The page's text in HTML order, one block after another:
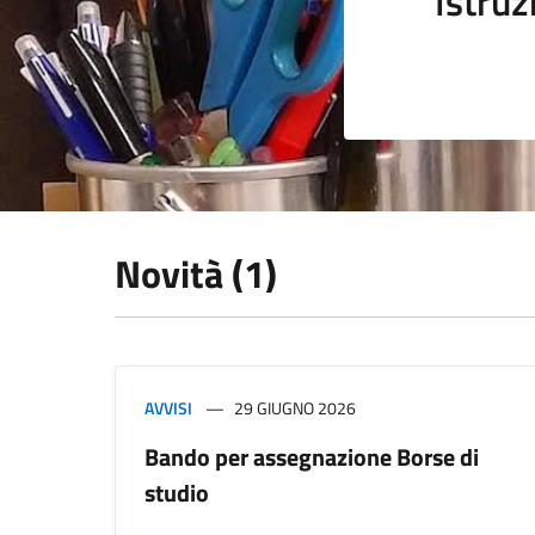
Novità (1)
AVVISI 29 GIUGNO 2026
Bando per assegnazione Borse di
studio